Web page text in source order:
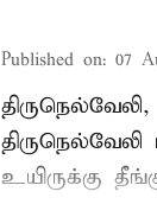
Published on: 07
திருநெல்வேலி,
திருநெல்வேலி
உயிருக்கு